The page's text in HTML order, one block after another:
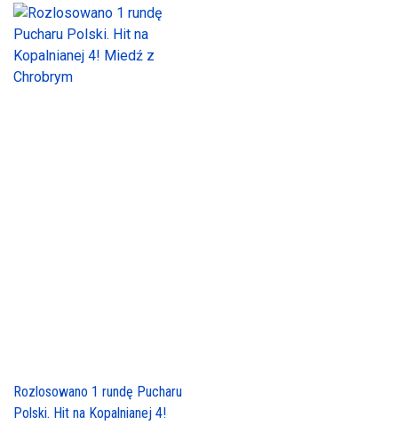
Rozlosowano 1 rundę Pucharu
Polski. Hit na Kopalnianej 4!